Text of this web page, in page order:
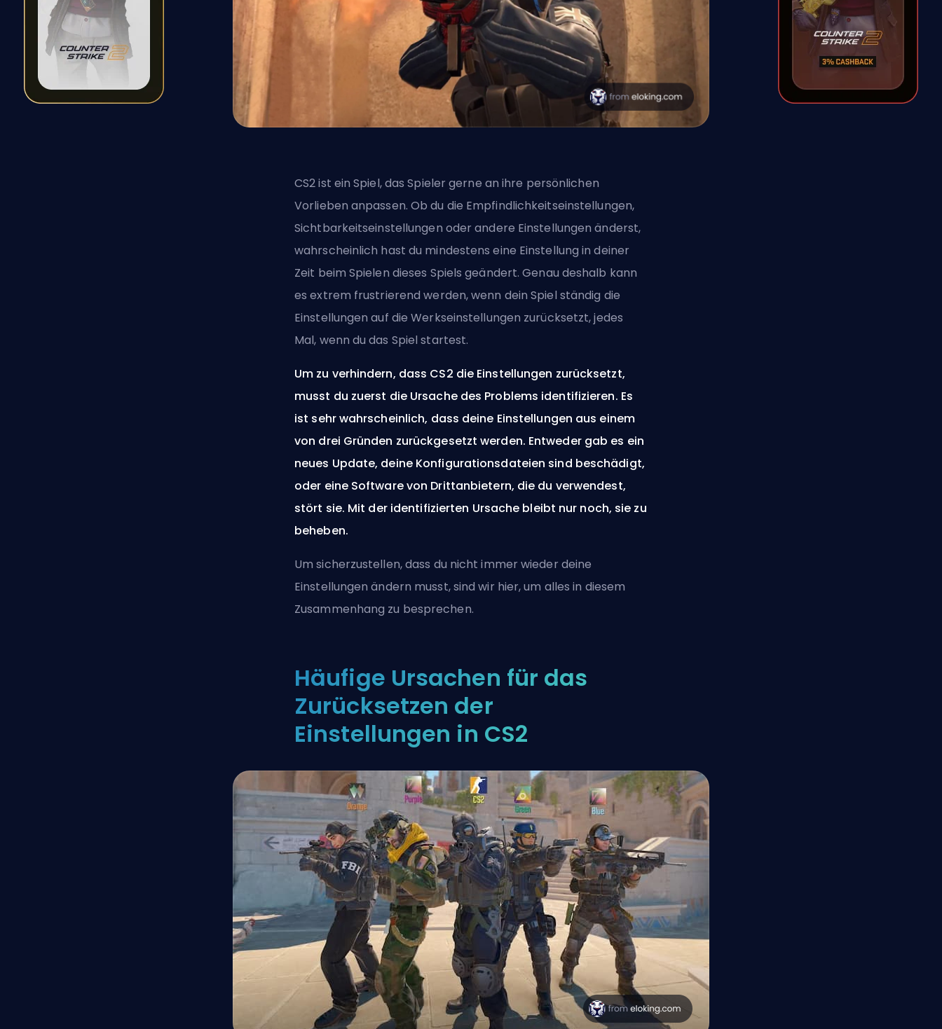
CS2 ist ein Spiel, das Spieler gerne an ihre persönlichen
Vorlieben anpassen. Ob du die Empfindlichkeitseinstellungen,
Sichtbarkeitseinstellungen oder andere Einstellungen änderst,
wahrscheinlich hast du mindestens eine Einstellung in deiner
Zeit beim Spielen dieses Spiels geändert. Genau deshalb kann
es extrem frustrierend werden, wenn dein Spiel ständig die
Einstellungen auf die Werkseinstellungen zurücksetzt, jedes
Mal, wenn du das Spiel startest.
Um zu verhindern, dass CS2 die Einstellungen zurücksetzt,
musst du zuerst die Ursache des Problems identifizieren. Es
ist sehr wahrscheinlich, dass deine Einstellungen aus einem
von drei Gründen zurückgesetzt werden. Entweder gab es ein
neues Update, deine Konfigurationsdateien sind beschädigt,
oder eine Software von Drittanbietern, die du verwendest,
stört sie. Mit der identifizierten Ursache bleibt nur noch, sie zu
beheben.
Um sicherzustellen, dass du nicht immer wieder deine
Einstellungen ändern musst, sind wir hier, um alles in diesem
Zusammenhang zu besprechen.
Häufige Ursachen für das
Zurücksetzen der
Einstellungen in CS2